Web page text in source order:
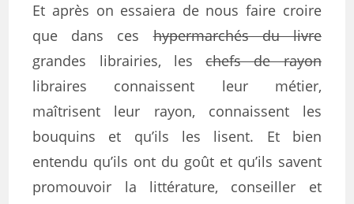
Et après on essaiera de nous faire croire
que dans ceshypermarchés du livre
grandes librairies, leschefs de rayon
libraires connaissent leur métier,
maîtrisent leur rayon, connaissent les
bouquins et qu’ils les lisent. Et bien
entendu qu’ils ont du goût et qu’ils savent
promouvoir la littérature, conseiller et